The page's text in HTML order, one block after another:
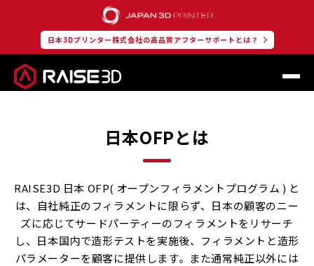
日本3Dプリンター株式会社の高品質アフターサポートとは？
日本OFPとは
RAISE3D 日本 OFP( オープンフィラメントプログラム ) と
は、自社純正のフィラメントに限らず、日本の顧客のニー
ズに応じてサードパーティーのフィラメントをリサーチ
し、日本国内で造形テストを実施後、フィラメントと造形
パラメーターを顧客に提供します。また通常純正以外には